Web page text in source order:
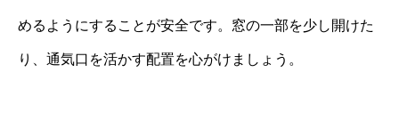
めるようにすることが安全です。窓の一部を少し開けた
り、通気口を活かす配置を心がけましょう。